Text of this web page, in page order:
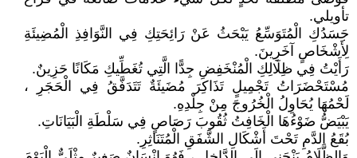
تأويلي.
جَسَدُكِ الْمُتَوَسِّعُ يَبْحَثُ عَنْ رَائِحَتِكِ فِي النَّوَافِذِ الْمُضِيئَةِ
لِأَشْخَاصٍ آخَرِينَ.
رَأَيْتُ فِي ظِلَالِكِ الْمُنْخَفِضِ جِدًّا الَّتِي تُغَطِّيكِ مَكَانًا حَزِينٌ.
مُسْتَحْضَرَاتُ تَجْمِيلٍ تَذَاكِرَ مُضَيئَةٌ تَتَدَفَّقُ فِي الْحَجَرِ ،
لَحْمُهَا يُحَاوِلُ الْخُرُوجَ مِنْ جِلْدِهِ.
يَبْيَضُّ ضَوْءُهَا الْخَافِتُ ثُقُوبَ رَصَاصٍ فِي سَلْطَةِ الْبَيَانَاتِ.
بُقَعُ الدَّمِ تَحْتَ أَشْكَالِ الشَّفَقِ الْمُتَنَاثِرِ.